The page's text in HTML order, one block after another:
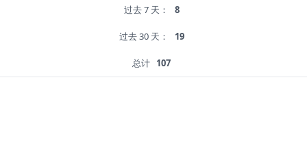
过去 7 天： 8
过去 30 天： 19
总计 107